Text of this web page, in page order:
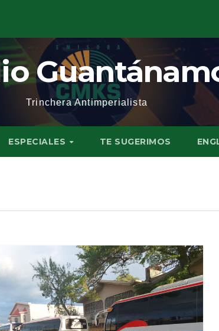
Trinchera Antimperialista
ESPECIALES TE SUGERIMOS